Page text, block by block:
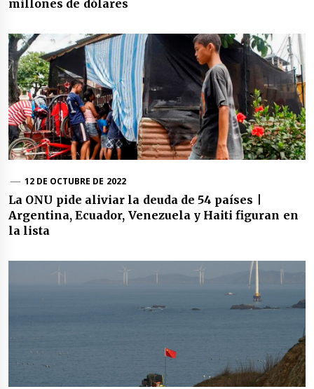
millones de dólares
12 DE OCTUBRE DE 2022
La ONU pide aliviar la deuda de 54 países |
Argentina, Ecuador, Venezuela y Haiti figuran en
la lista